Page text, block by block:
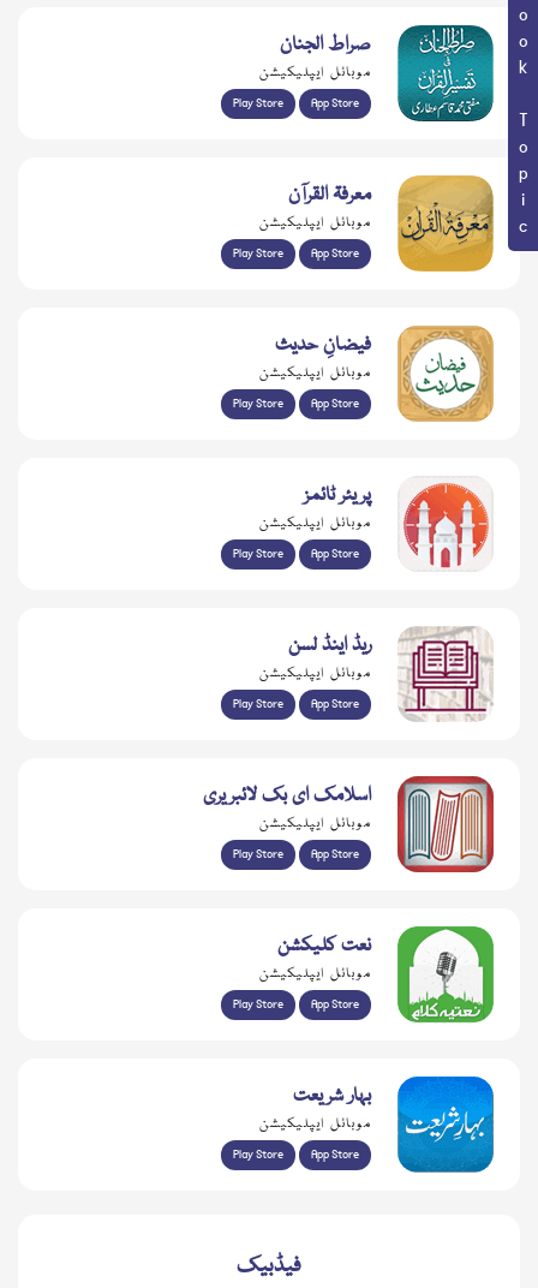
Book Topic صراط الجنان
موبائل ایپلیکیشن
Play Store App Store
معرفۃ القرآن
موبائل ایپلیکیشن
Play Store App Store
فیضانِ حدیث
موبائل ایپلیکیشن
Play Store App Store
پریئر ٹائمز
موبائل ایپلیکیشن
Play Store App Store
ریڈ اینڈ لسن
موبائل ایپلیکیشن
Play Store App Store
اسلامک ای بک لائبریری
موبائل ایپلیکیشن
Play Store App Store
نعت کلیکشن
موبائل ایپلیکیشن
Play Store App Store
بہار شریعت
موبائل ایپلیکیشن
Play Store App Store
فیڈبیک